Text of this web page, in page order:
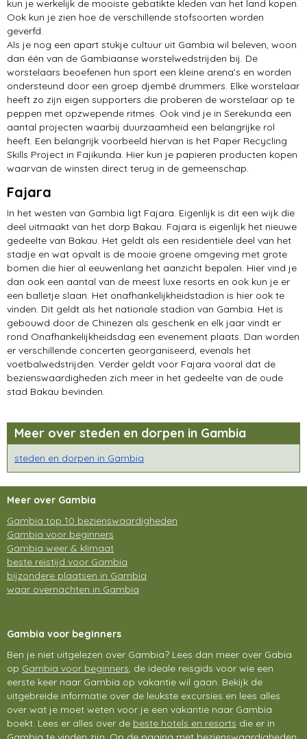
kun je werkelijk de mooiste gebatikte kleden van het land kopen.
Ook kun je zien hoe de verschillende stofsoorten worden
geverfd.
Als je nog een apart stukje cultuur uit Gambia wil beleven, woon
dan één van de Gambiaanse worstelwedstrijden bij. De
worstelaars beoefenen hun sport een kleine arena’s en worden
ondersteund door een groep djembé drummers. Elke worstelaar
heeft zo zijn eigen supporters die proberen de worstelaar op te
peppen met opzwepende ritmes. Ook vind je in Serekunda een
aantal projecten waarbij duurzaamheid een belangrijke rol
heeft. Een belangrijk voorbeeld hiervan is het Paper Recycling
Skills Project in Fajikunda. Hier kun je papieren producten kopen
waarvan de winsten direct terug in de gemeenschap.
Fajara
In het westen van Gambia ligt Fajara. Eigenlijk is dit een wijk die
deel uitmaakt van het dorp Bakau. Fajara is eigenlijk het nieuwe
gedeelte van Bakau. Het geldt als een residentiële deel van het
stadje en wat opvalt is de mooie groene omgeving met grote
bomen die hier al eeuwenlang het aanzicht bepalen. Hier vind je
dan ook een aantal van de meest luxe resorts en ook kun je er
een balletje slaan. Het onafhankelijkheidstadion is hier ook te
vinden. Dit geldt als het nationale stadion van Gambia. Het is
gebouwd door de Chinezen als geschenk en elk jaar vindt er
rond Onafhankelijkheidsdag een evenement plaats. Dan worden
er verschillende concerten georganiseerd, evenals het
voetbalwedstrijden. Verder geldt voor Fajara vooral dat de
bezienswaardigheden zich meer in het gedeelte van de oude
stad Bakau bevinden.
Meer over steden en dorpen in Gambia
steden en dorpen in Gambia
Meer over Gambia
Gambia top 10 bezienswaardigheden
Gambia voor beginners
Gambia weer & klimaat
beste reistijd voor Gambia
bijzondere plaatsen in Gambia
waar overnachten in Gambia
Gambia voor beginners
Ben je niet uitgelezen over Gambia? Lees dan meer over Gabia
op Gambia voor beginners, de ideale reisgids voor wie een
eerste keer naar Gambia op vakantie wil gaan. Bekijk de
uitgebreide informatie over de leukste excursies en lees alles
over wat je moet weten voor je een vakantie naar Gambia
boekt. Lees er alles over de beste hotels en resorts die er in